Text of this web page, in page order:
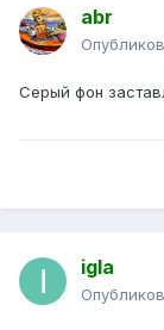
abr
Серый фон
igla